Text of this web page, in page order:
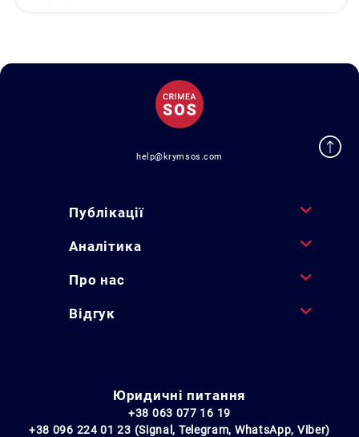
help@krymsos.com
Публікації
Аналітика
Про нас
Відгук
Юридичні питання
+38 063 077 16 19
+38 096 224 01 23 (Signal, Telegram, WhatsApp, Viber)